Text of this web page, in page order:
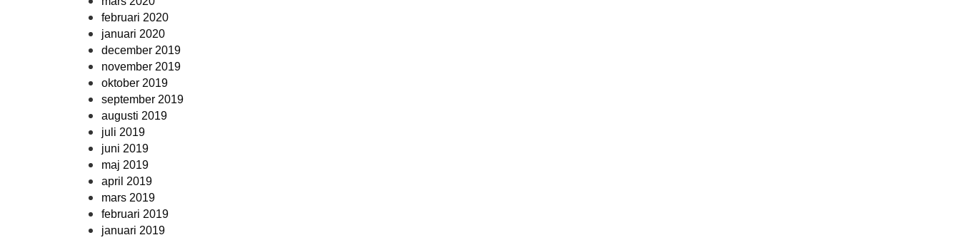
februari 2020
januari 2020
december 2019
november 2019
oktober 2019
september 2019
augusti 2019
juli 2019
juni 2019
maj 2019
april 2019
mars 2019
februari 2019
januari 2019